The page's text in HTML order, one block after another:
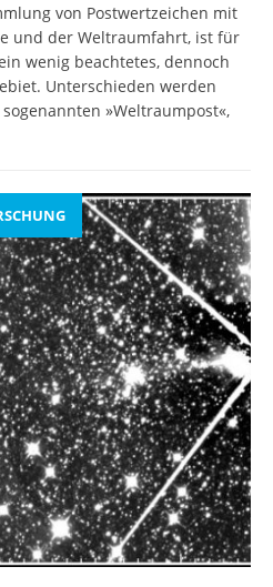
von Postwertzeichen mit
und der Weltraumfahrt, ist für
wenig beachtetes, dennoch
Unterschieden werden
»Weltraumpost«,